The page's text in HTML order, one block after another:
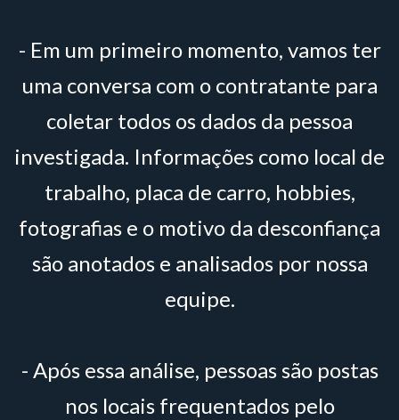
- Em um primeiro momento, vamos ter
uma conversa com o contratante para
coletar todos os dados da pessoa
investigada. Informações como local de
trabalho, placa de carro, hobbies,
fotografias e o motivo da desconfiança
são anotados e analisados por nossa
equipe.
- Após essa análise, pessoas são postas
nos locais frequentados pelo